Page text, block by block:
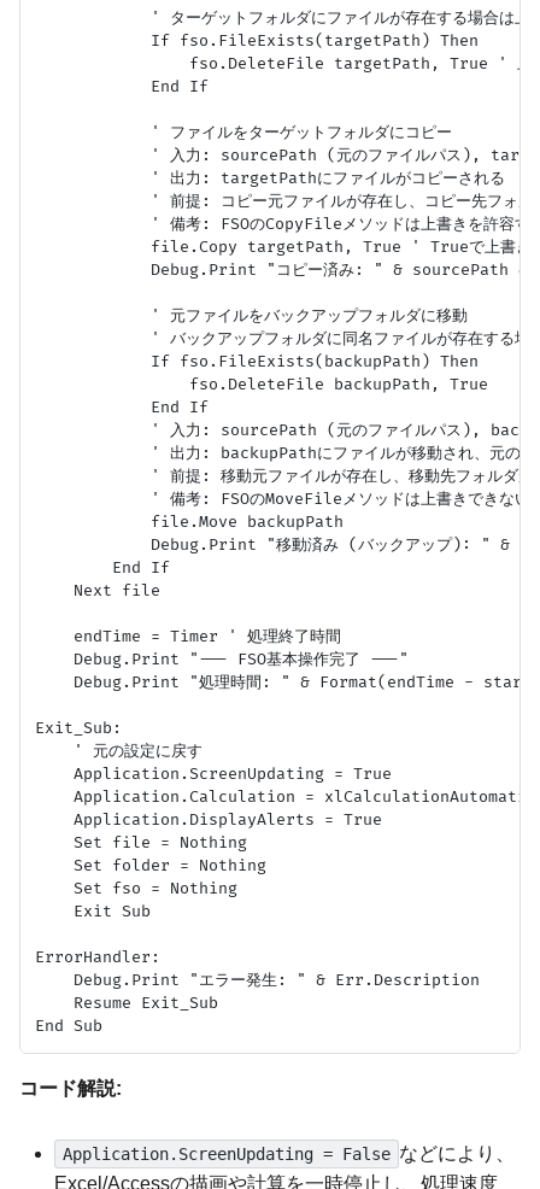
' ターゲットフォルダにファイルが存在する場合は上
            If fso.FileExists(targetPath) Then
fso.DeleteFile targetPath, True ' 上書
            End If
            ' ファイルをターゲットフォルダにコピー
' 入力: sourcePath (元のファイルパス),
            ' 出力: targetPathにファイルがコピーされる
' 前提: コピー元ファイルが存在し、コピー先フォル
' 備考: FSOのCopyFileメソッドは上書きを許容す
file.Copy targetPath, True ' Trueで上書き
Debug.Print "コピー済み: " & sourcePath
            ' 元ファイルをバックアップフォルダに移動
' バックアップフォルダに同名ファイルが存在する場
            If fso.FileExists(backupPath) Then
                fso.DeleteFile backupPath, True
            End If
' 入力: sourcePath (元のファイルパス),
' 出力: backupPathにファイルが移動され、元の場
' 前提: 移動元ファイルが存在し、移動先フォルダが
' 備考: FSOのMoveFileメソッドは上書きできない
            file.Move backupPath
Debug.Print "移動済み (バックアップ): " &
        End If
    Next file
    endTime = Timer ' 処理終了時間
    Debug.Print "--- FSO基本操作完了 ---"
Debug.Print "処理時間: " & Format(endTime -
Exit_Sub:
    ' 元の設定に戻す
    Application.ScreenUpdating = True
    Application.Calculation = xlCalculationAutomatic
    Application.DisplayAlerts = True
    Set file = Nothing
    Set folder = Nothing
    Set fso = Nothing
    Exit Sub
ErrorHandler:
    Debug.Print "エラー発生: " & Err.Description
    Resume Exit_Sub
コード解説:
Application.ScreenUpdating = False などにより、
Excel/Accessの描画や計算を一時停止し、処理速度